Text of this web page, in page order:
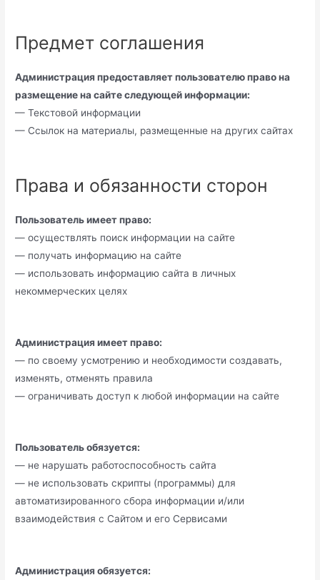
Предмет соглашения
Администрация предоставляет пользователю право на
размещение на сайте следующей информации:
— Текстовой информации
— Ссылок на материалы, размещенные на других сайтах
Права и обязанности сторон
Пользователь имеет право:
— осуществлять поиск информации на сайте
— получать информацию на сайте
— использовать информацию сайта в личных
некоммерческих целях
Администрация имеет право:
— по своему усмотрению и необходимости создавать,
изменять, отменять правила
— ограничивать доступ к любой информации на сайте
Пользователь обязуется:
— не нарушать работоспособность сайта
— не использовать скрипты (программы) для
автоматизированного сбора информации и/или
взаимодействия с Сайтом и его Сервисами
Администрация обязуется: